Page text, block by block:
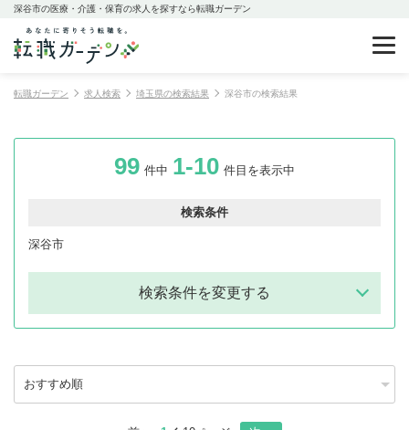
深谷市の医療・介護・保育の求人を探すなら転職ガーデン
転職ガーデン 求人検索 埼玉県の検索結果 深谷市の検索結果
99 件中 1-10 件目を表示中
検索条件
深谷市
検索条件を変更する